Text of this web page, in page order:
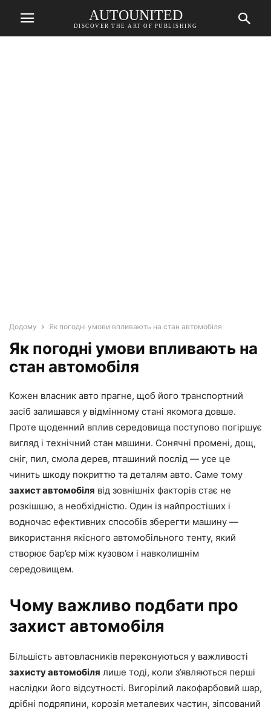
AUTOUNITED
DISCOVER THE ART OF PUBLISHING
Додому Як погодні умови впливають на стан автомобіля
Як погодні умови впливають на
стан автомобіля
Кожен власник авто прагне, щоб його транспортний
засіб залишався у відмінному стані якомога довше.
Проте щоденний вплив середовища поступово погіршує
вигляд і технічний стан машини. Сонячні промені, дощ,
сніг, пил, смола дерев, пташиний послід — усе це
чинить шкоду покриттю та деталям авто. Саме тому
захист автомобіля від зовнішніх факторів стає не
розкішшю, а необхідністю. Один із найпростіших і
водночас ефективних способів зберегти машину —
використання якісного автомобільного тенту, який
створює бар’єр між кузовом і навколишнім
середовищем.
Чому важливо подбати про
захист автомобіля
Більшість автовласників переконуються у важливості
захисту автомобіля лише тоді, коли з’являються перші
наслідки його відсутності. Вигорілий лакофарбовий шар,
дрібні подряпини, корозія металевих частин, зіпсований